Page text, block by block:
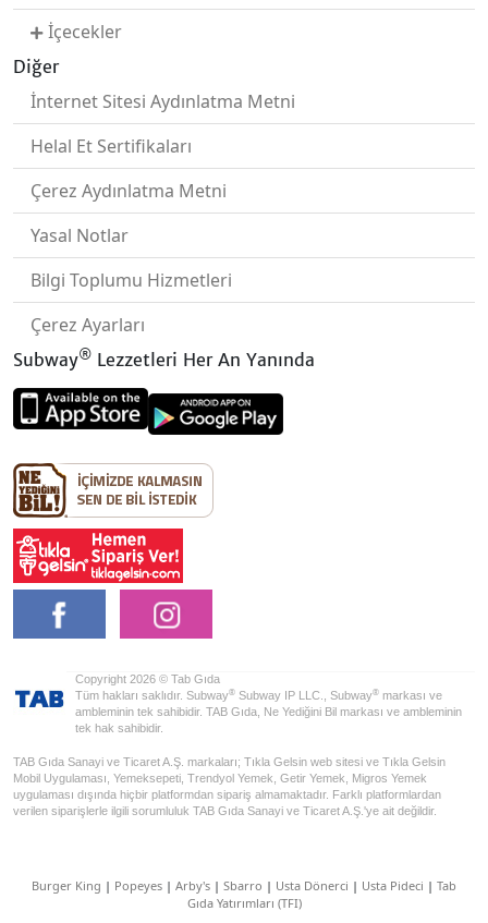
İçecekler
Diğer
İnternet Sitesi Aydınlatma Metni
Helal Et Sertifikaları
Çerez Aydınlatma Metni
Yasal Notlar
Bilgi Toplumu Hizmetleri
Çerez Ayarları
Subway® Lezzetleri Her An Yanında
Copyright 2026 © Tab Gıda
Tüm hakları saklıdır. Subway® Subway IP LLC., Subway® markası ve
ambleminin tek sahibidir. TAB Gıda, Ne Yediğini Bil markası ve ambleminin
tek hak sahibidir.
TAB Gıda Sanayi ve Ticaret A.Ş. markaları; Tıkla Gelsin web sitesi ve Tıkla Gelsin
Mobil Uygulaması, Yemeksepeti, Trendyol Yemek, Getir Yemek, Migros Yemek
uygulaması dışında hiçbir platformdan sipariş almamaktadır. Farklı platformlardan
verilen siparişlerle ilgili sorumluluk TAB Gıda Sanayi ve Ticaret A.Ş.'ye ait değildir.
Burger King | Popeyes | Arby's | Sbarro | Usta Dönerci | Usta Pideci | Tab
Gıda Yatırımları (TFI)